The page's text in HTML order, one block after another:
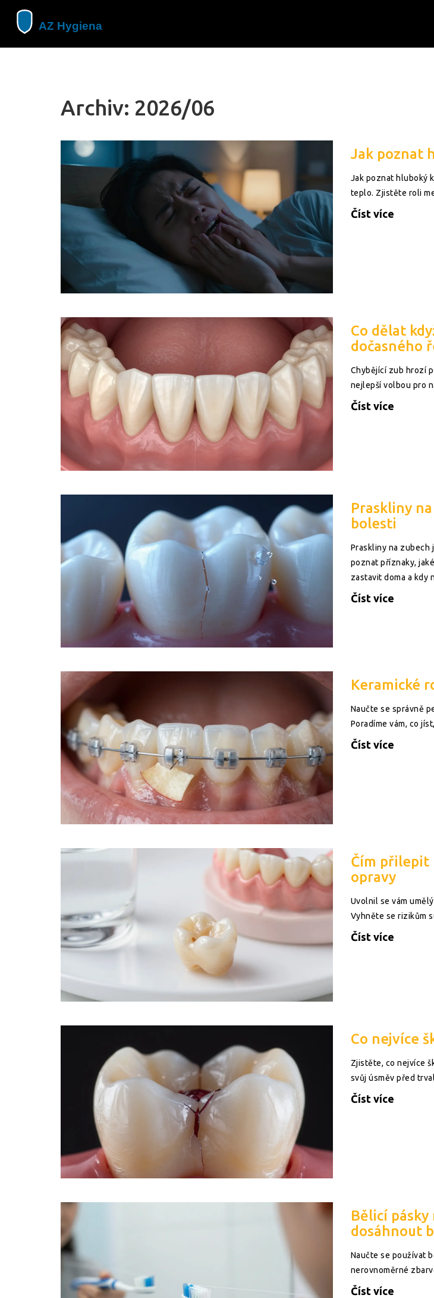
Archiv: 2026/06
Jak poznat
Jak poznat hluboký
teplo. Zjistěte roli
Číst více
Co dělat
dočasného
Chybějící zub hrozí
nejlepší volbou pro
Číst více
Praskliny
bolesti
Praskliny na zubech
poznat příznaky,
zastavit doma a kdy
Číst více
Keramické
Naučte se správně
Poradíme vám, co
Číst více
Čím přilepit
opravy
Uvolnil se vám
Vyhněte se rizikům
Číst více
Co nejvíce
Zjistěte, co nejvíce
svůj úsměv před
Číst více
Bělicí pásky
dosáhnout
Naučte se používat
nerovnoměrné
Číst více